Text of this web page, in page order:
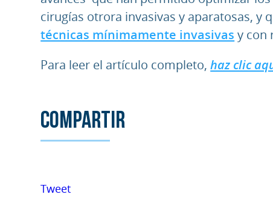
cirugías otrora invasivas y aparatosas, y
técnicas mínimamente invasivas y con
Para leer el artículo completo,haz clic
Compartir
Tweet